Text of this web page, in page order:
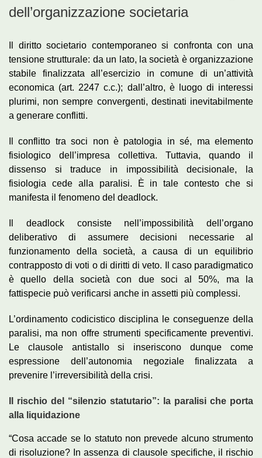
dell’organizzazione societaria
Il diritto societario contemporaneo si confronta con una
tensione strutturale: da un lato, la società è organizzazione
stabile finalizzata all’esercizio in comune di un’attività
economica (art. 2247 c.c.); dall’altro, è luogo di interessi
plurimi, non sempre convergenti, destinati inevitabilmente
a generare conflitti.
Il conflitto tra soci non è patologia in sé, ma elemento
fisiologico dell’impresa collettiva. Tuttavia, quando il
dissenso si traduce in impossibilità decisionale, la
fisiologia cede alla paralisi. È in tale contesto che si
manifesta il fenomeno del deadlock.
Il deadlock consiste nell’impossibilità dell’organo
deliberativo di assumere decisioni necessarie al
funzionamento della società, a causa di un equilibrio
contrapposto di voti o di diritti di veto. Il caso paradigmatico
è quello della società con due soci al 50%, ma la
fattispecie può verificarsi anche in assetti più complessi.
L’ordinamento codicistico disciplina le conseguenze della
paralisi, ma non offre strumenti specificamente preventivi.
Le clausole antistallo si inseriscono dunque come
espressione dell’autonomia negoziale finalizzata a
prevenire l’irreversibilità della crisi.
Il rischio del “silenzio statutario”: la paralisi che porta
alla liquidazione
“Cosa accade se lo statuto non prevede alcuno strumento
di risoluzione? In assenza di clausole specifiche, il rischio